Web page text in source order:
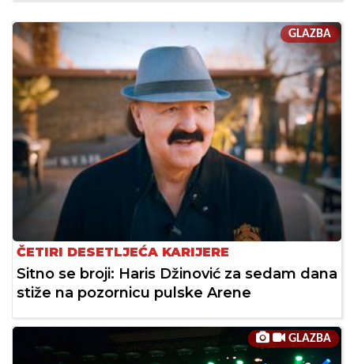
GLAZBA
ČETIRI DESETLJEĆA KARIJERE
Sitno se broji: Haris Džinović za sedam dana
stiže na pozornicu pulske Arene
GLAZBA